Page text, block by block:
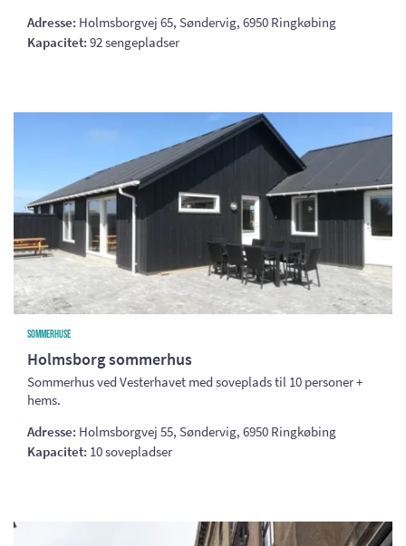
Adresse: Holmsborgvej 65, Søndervig, 6950 Ringkøbing
Kapacitet: 92 sengepladser
Sommerhuse
Holmsborg sommerhus
Sommerhus ved Vesterhavet med soveplads til 10 personer +
hems.
Adresse: Holmsborgvej 55, Søndervig, 6950 Ringkøbing
Kapacitet: 10 sovepladser